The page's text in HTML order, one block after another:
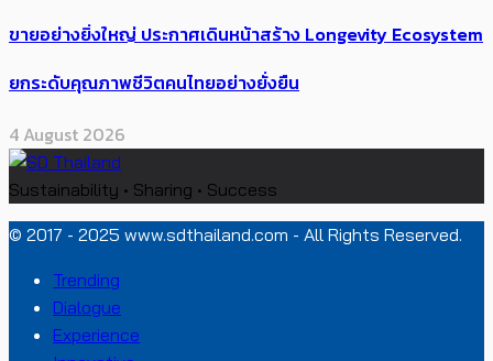
ขายอย่างยิ่งใหญ่ ประกาศเดินหน้าสร้าง Longevity Ecosystem
ยกระดับคุณภาพชีวิตคนไทยอย่างยั่งยืน
4 August 2026
Sustainability • Sharing • Success
© 2017 - 2025 www.sdthailand.com - All Rights Reserved.
Trending
Dialogue
Experience